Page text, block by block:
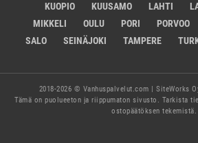
KUOPIO
KUUSAMO LAHTI
MIKKELI
OULU PORI PORVOO
SALO
SEINÄJOKI TAMPERE
2018-2026 © Vanhuspalvelut.com | SiteWorks
Tämä on puolueeton ja riippumaton sivusto. Tarkista
ostopäätöksen tekemistä.